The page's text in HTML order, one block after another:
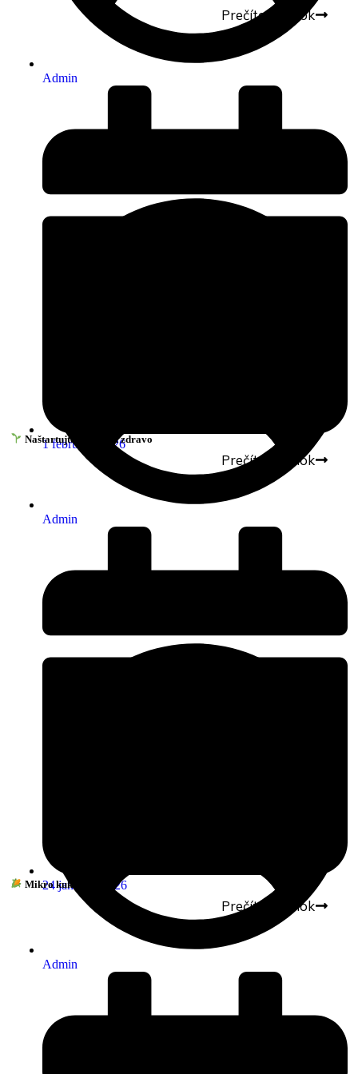
Admin
1 februára, 2026
Prečítať článok
Admin
24 januára, 2026
Naštartujte nový rok zdravo
Prečítať článok
Admin
Mikro kukurica
Prečítať článok